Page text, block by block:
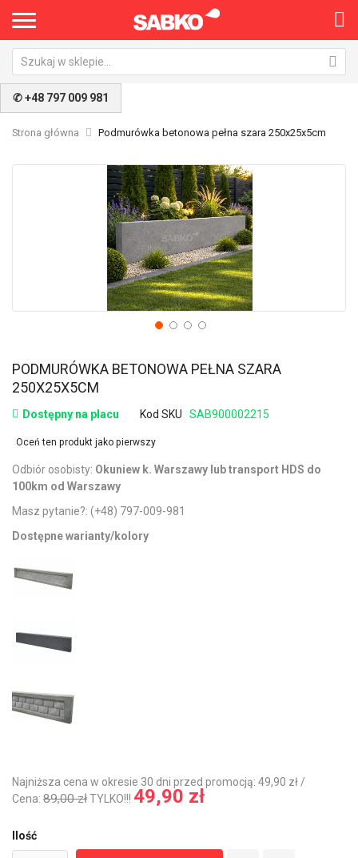
✆ +48 797 009 981
Strona główna Podmurówka betonowa pełna szara 250x25x5cm
PODMURÓWKA BETONOWA PEŁNA SZARA
250X25X5CM
Dostępny na placu Kod SKU SAB900002215
Oceń ten produkt jako pierwszy
Odbiór osobisty: Okuniew k. Warszawy lub transport HDS do
100km od Warszawy
Masz pytanie?: (+48) 797-009-981
Dostępne warianty/kolory
Najniższa cena w okresie 30 dni przed promocją: 49,90 zł /
Cena: 89,00 złTYLKO!!! 49,90 zł
Ilość